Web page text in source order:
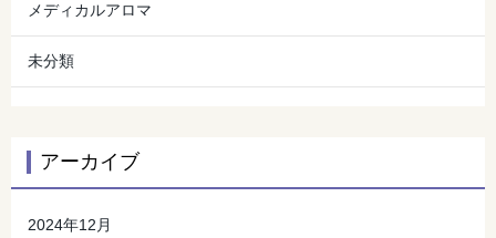
メディカルアロマ
未分類
アーカイブ
2024年12月